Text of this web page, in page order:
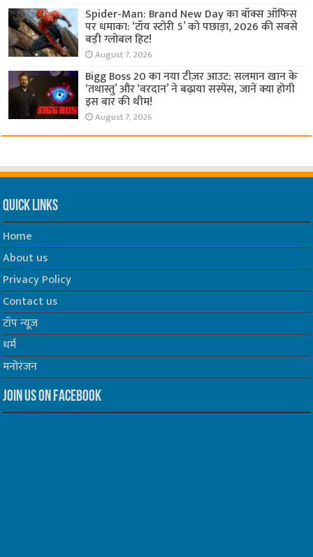
Spider-Man: Brand New Day का बॉक्स ऑफिस
पर धमाका: ‘टॉय स्टोरी 5’ को पछाड़ा, 2026 की सबसे
बड़ी ग्लोबल हिट!
August 7, 2026
Bigg Boss 20 का नया टीज़र आउट: सलमान खान के
‘तथास्तु’ और ‘वरदान’ ने बढ़ाया सस्पेंस, जानें क्या होगी
इस बार की थीम!
August 7, 2026
Quick Links
Home
About us
Privacy Policy
Contact us
टॉप न्यूज़
धर्म
मनोरंजन
Join us on Facebook